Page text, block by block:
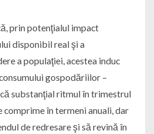
prin potenţialul impact
disponibil real şi a
a populaţiei, acestea induc
gospodăriilor –
substanţial ritmul în trimestrul
comprime în termeni anuali, dar
de redresare şi să revină în